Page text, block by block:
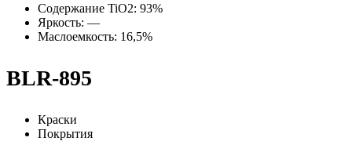
Содержание TiO2: 93%
Яркость: —
Маслоемкость: 16,5%
BLR-895
Краски
Покрытия